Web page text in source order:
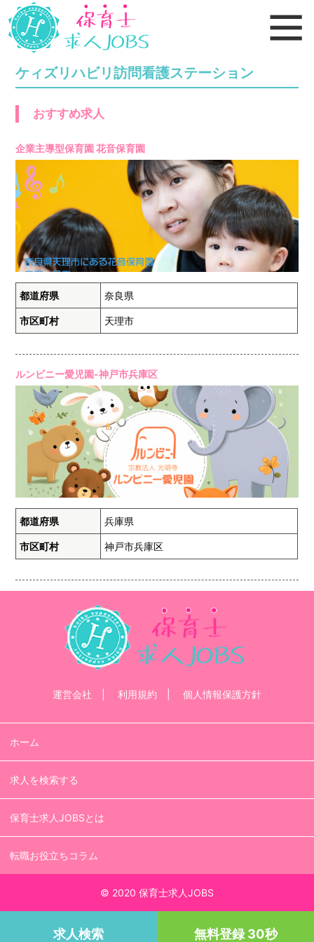
ケィズリハビリ訪問看護ステーション
おすすめ求人
企業主導型保育園 花音保育園
都道府県 奈良県
市区町村 天理市
ルンビニー愛児園-神戸市兵庫区
都道府県 兵庫県
市区町村 神戸市兵庫区
運営会社 利用規約 個人情報保護方針
ホーム
求人を検索する
保育士求人JOBSとは
転職お役立ちコラム
© 2020 保育士求人JOBS
求人検索 無料登録 30秒